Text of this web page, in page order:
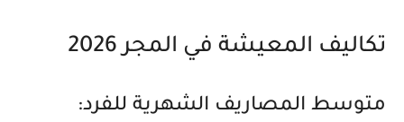
تكاليف المعيشة في المجر 2026
متوسط المصاريف الشهرية للفرد: